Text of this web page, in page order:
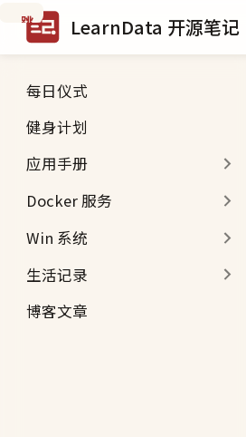
跳
到
主
内
容
LearnData 开源笔记
每日仪式
健身计划
应用手册
Docker 服务
Win 系统
生活记录
博客文章